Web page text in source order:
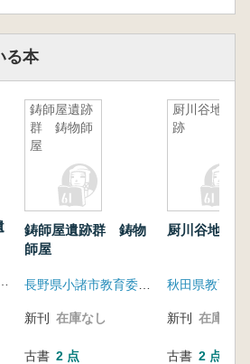
る本
町教育委員会
鋳師屋遺跡
群 鋳物師
屋
鋳師屋遺跡群 鋳物
師屋
新刊 在庫なし
古書 2 点
厨川谷地遺
跡
厨川谷地遺跡
秋田県教育委
新刊 在庫なし
古書 2 点